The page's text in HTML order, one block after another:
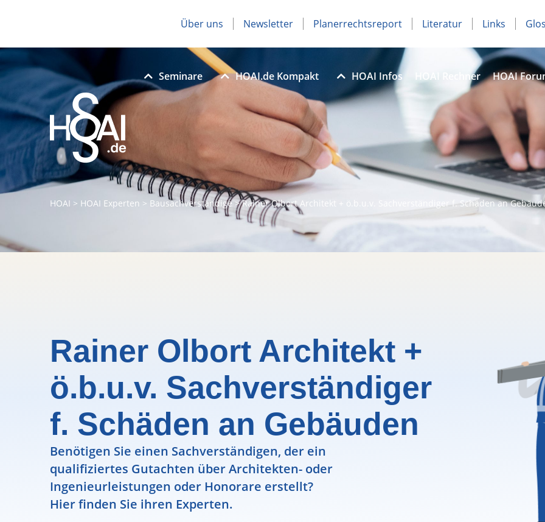
Über uns Newsletter Planerrechtsreport Literatur Links
Seminare HOAI.de Kompakt HOAI Infos HOAI Rechner HOAI
HOAI > HOAI Experten > Bausachverständige>Rainer Olbort Architekt + ö.b.u.v. Sachverständiger f. Schäden an
Rainer Olbort Architekt +
ö.b.u.v. Sachverständiger
f. Schäden an Gebäuden
Benötigen Sie einen Sachverständigen, der ein
qualifiziertes Gutachten über Architekten- oder
Ingenieurleistungen oder Honorare erstellt?
Hier finden Sie ihren Experten.